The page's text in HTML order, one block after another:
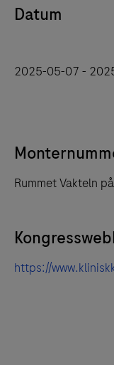
Datum
2025-05-07 -
Rummet Vakteln
https://